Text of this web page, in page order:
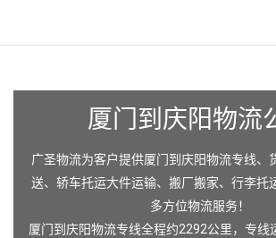
厦门到庆阳物流
广圣物流为客户提供厦门到庆阳物流专线、
送、轿车托运大件运输、搬厂搬家、行李托
多方位物流服务！
厦门到庆阳物流专线全程约2292公里，专线